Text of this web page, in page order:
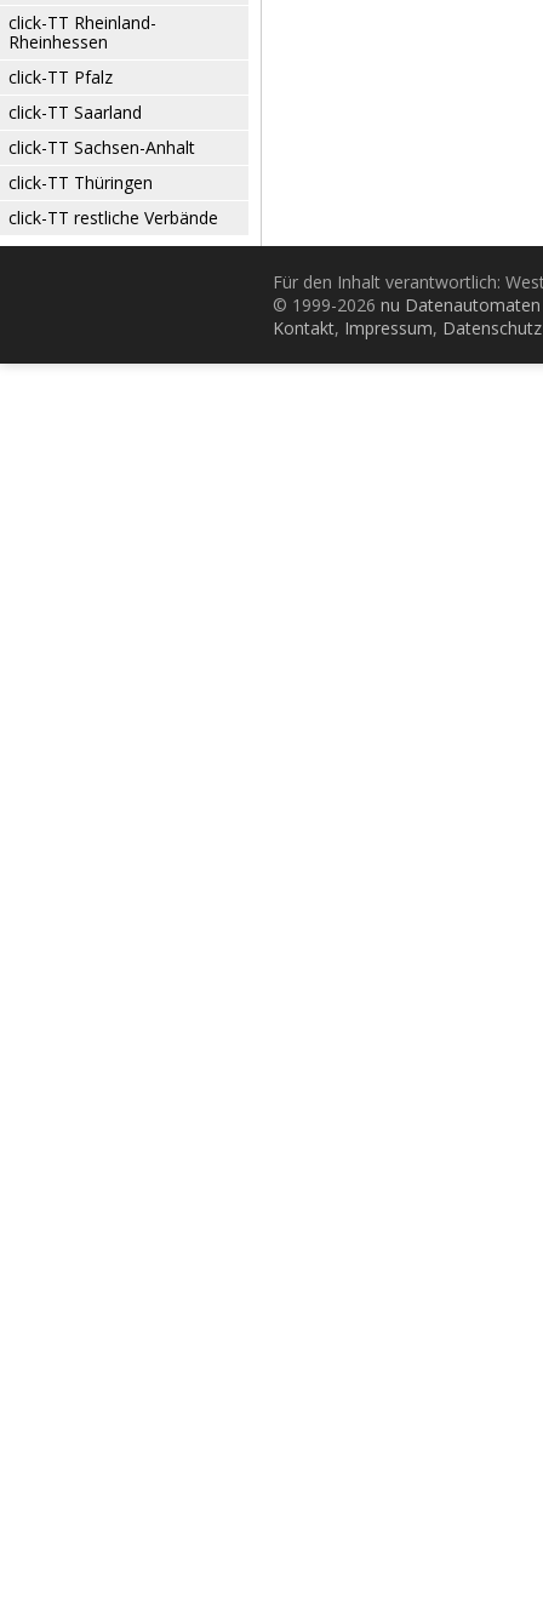
click-TT Rheinland-
Rheinhessen
click-TT Pfalz
click-TT Saarland
click-TT Sachsen-Anhalt
click-TT Thüringen
click-TT restliche Verbände
Für den Inhalt verantwortlich:
© 1999-2026 nu
Kontakt, Impressum, Datenschutz